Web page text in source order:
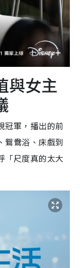
與女主
冠軍，播出的前
鴛鴦浴、床戲到
「尺度真的太大